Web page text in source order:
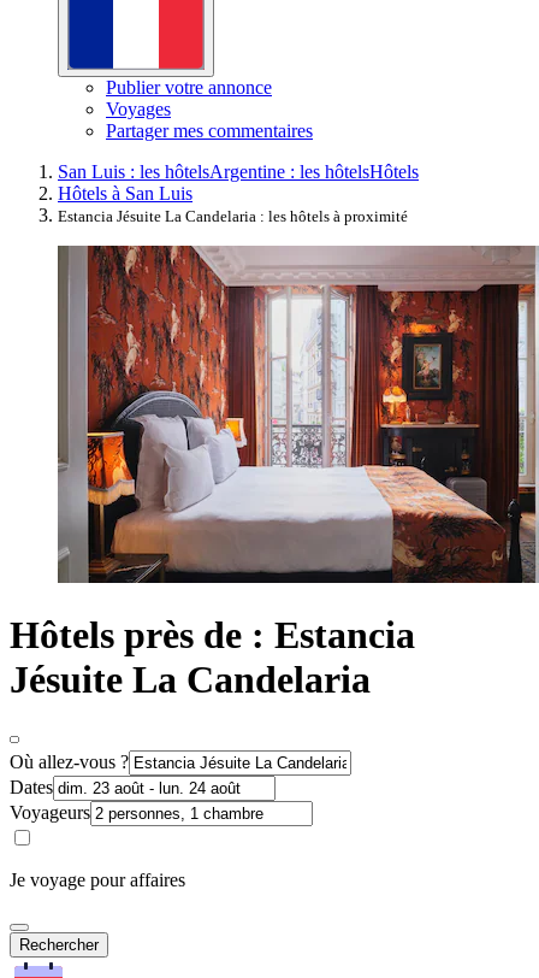
Publier votre annonce
Voyages
Partager mes commentaires
San Luis : les hôtelsArgentine : les hôtelsHôtels
Hôtels à San Luis
Estancia Jésuite La Candelaria : les hôtels à proximité
Hôtels près de : Estancia
Jésuite La Candelaria
Où allez-vous ?
Dates
Voyageurs
Je voyage pour affaires
Rechercher